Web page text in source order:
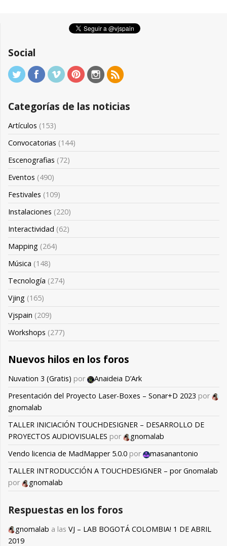
Social
Categorías de las noticias
Artículos (153)
Convocatorias (144)
Escenografias (72)
Eventos (490)
Festivales (109)
Instalaciones (220)
Interactividad (62)
Mapping (264)
Música (148)
Tecnología (274)
Vjing (165)
Vjspain (209)
Workshops (277)
Nuevos hilos en los foros
Nuvation 3 (Gratis) por
Anaideia D’Ark
Presentación del Proyecto Laser-Boxes – Sonar+D 2023 por
gnomalab
TALLER INICIACIÓN TOUCHDESIGNER – DESARROLLO DE
PROYECTOS AUDIOVISUALES por
gnomalab
Vendo licencia de MadMapper 5.0.0 por
masanantonio
TALLER INTRODUCCIÓN A TOUCHDESIGNER – por Gnomalab
por
gnomalab
Respuestas en los foros
gnomalab a las VJ – LAB BOGOTÁ COLOMBIA! 1 DE ABRIL
2019